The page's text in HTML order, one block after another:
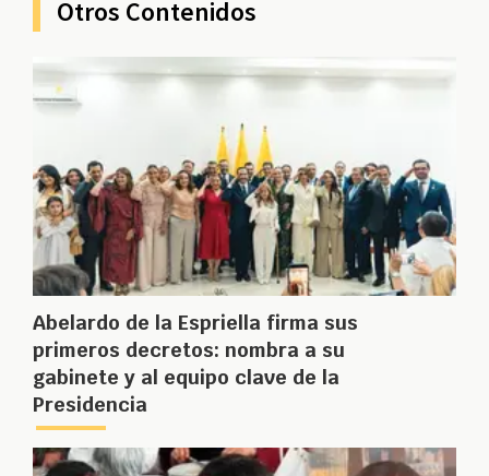
Otros Contenidos
Abelardo de la Espriella firma sus
primeros decretos: nombra a su
gabinete y al equipo clave de la
Presidencia